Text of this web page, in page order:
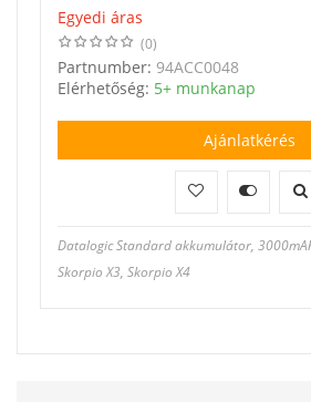
Egyedi áras
(0)
Partnumber: 94ACC0048
Elérhetőség: 5+ munkanap
Ajánlatkérés
Datalogic Standard akkumulátor,
Skorpio X3, Skorpio X4